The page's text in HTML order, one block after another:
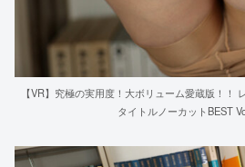
【VR】究極の実用度！大ボリューム愛蔵版！！
タイトルノーカットBEST